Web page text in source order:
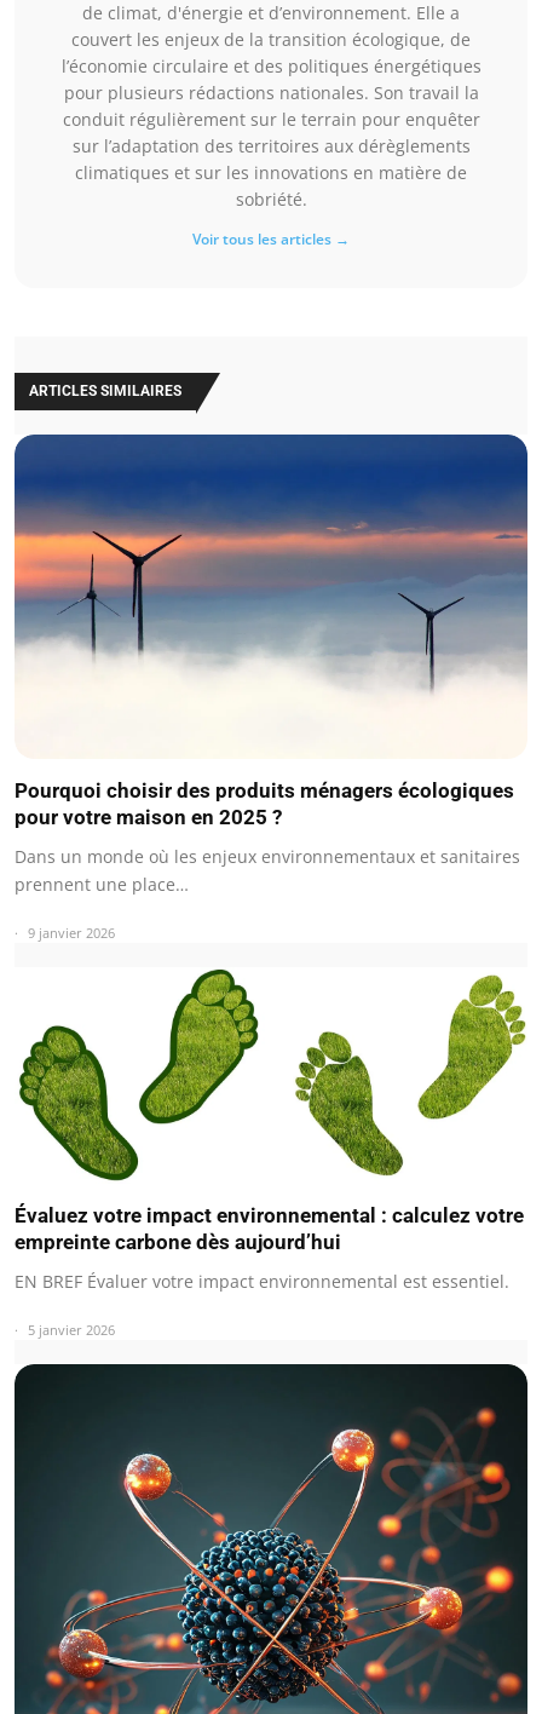
de climat, d'énergie et d’environnement. Elle a
couvert les enjeux de la transition écologique, de
l’économie circulaire et des politiques énergétiques
pour plusieurs rédactions nationales. Son travail la
conduit régulièrement sur le terrain pour enquêter
sur l’adaptation des territoires aux dérèglements
climatiques et sur les innovations en matière de
sobriété.
Voir tous les articles →
ARTICLES SIMILAIRES
Pourquoi choisir des produits ménagers écologiques
pour votre maison en 2025 ?
Dans un monde où les enjeux environnementaux et sanitaires
prennent une place…
9 janvier 2026
Évaluez votre impact environnemental : calculez votre
empreinte carbone dès aujourd’hui
EN BREF Évaluer votre impact environnemental est essentiel.
5 janvier 2026